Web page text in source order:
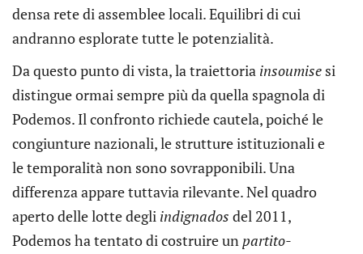
densa rete di assemblee locali. Equilibri di cui
andranno esplorate tutte le potenzialità.
Da questo punto di vista, la traiettoria insoumise si
distingue ormai sempre più da quella spagnola di
Podemos. Il confronto richiede cautela, poiché le
congiunture nazionali, le strutture istituzionali e
le temporalità non sono sovrapponibili. Una
differenza appare tuttavia rilevante. Nel quadro
aperto delle lotte degli indignados del 2011,
Podemos ha tentato di costruire un partito-